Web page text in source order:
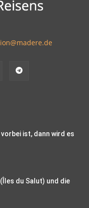
ist, dann wird es
du Salut) und die